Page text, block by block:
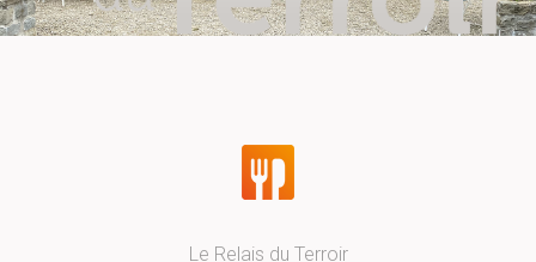
Le Relais du Terroir